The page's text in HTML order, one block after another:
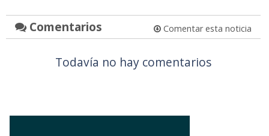
Comentarios Comentar esta noticia
Todavía no hay comentarios